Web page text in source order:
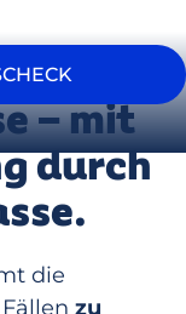
– mit
durch
die
zu